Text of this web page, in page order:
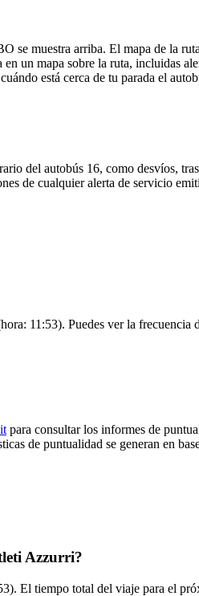
muestra arriba. El mapa de la
un mapa sobre la ruta, incluidas
está cerca de tu parada el
del autobús 16, como desvíos,
de cualquier alerta de servicio
11:53). Puedes ver la frecuencia
para consultar los informes de
de puntualidad se generan en
Azzurri?
El tiempo total del viaje para el